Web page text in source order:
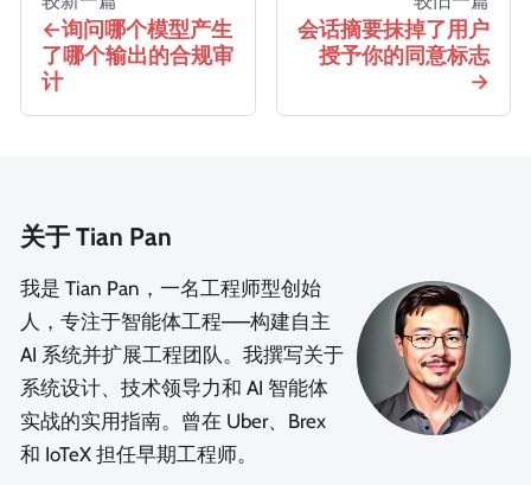
询问哪个模型产生
了哪个输出的合规审
计
会话摘要抹掉了用户
授予你的同意标志
关于 Tian Pan
我是 Tian Pan，一名工程师型创始
人，专注于智能体工程——构建自主
AI 系统并扩展工程团队。我撰写关于
系统设计、技术领导力和 AI 智能体
实战的实用指南。曾在 Uber、Brex
和 IoTeX 担任早期工程师。